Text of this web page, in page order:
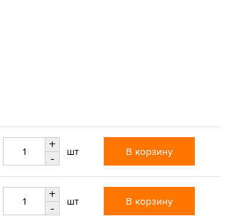
+
-
шт В корзину
+
-
шт В корзину